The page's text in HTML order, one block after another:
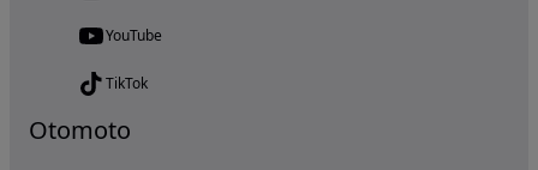
YouTube
TikTok
Otomoto